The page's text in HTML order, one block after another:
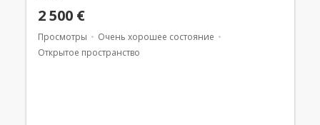
2 500 €
Просмотры
Очень хорошее состояние
Открытое пространство